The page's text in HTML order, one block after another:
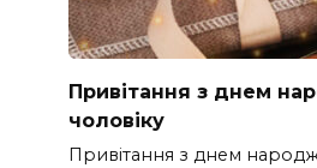
Привітання з днем
чоловіку
Привітання з днем